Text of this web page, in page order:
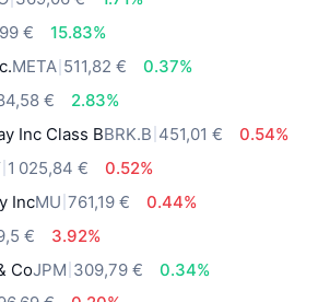
€
15.83%
META 511,82 €
0.37%
€
2.83%
Inc Class BBRK.B 451,01 €
0.54%
1 025,84 €
0.52%
IncMU 761,19 €
0.44%
€
3.92%
CoJPM 309,79 €
0.34%